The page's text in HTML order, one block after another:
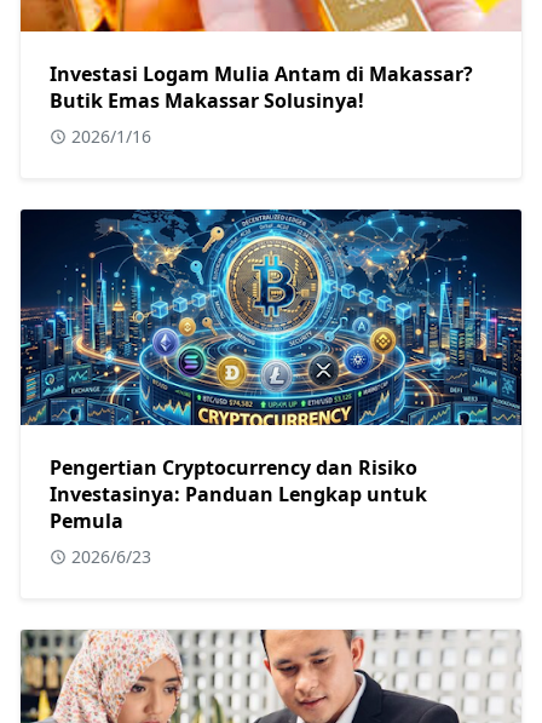
Investasi Logam Mulia Antam di Makassar?
Butik Emas Makassar Solusinya!
2026/1/16
Pengertian Cryptocurrency dan Risiko
Investasinya: Panduan Lengkap untuk
Pemula
2026/6/23